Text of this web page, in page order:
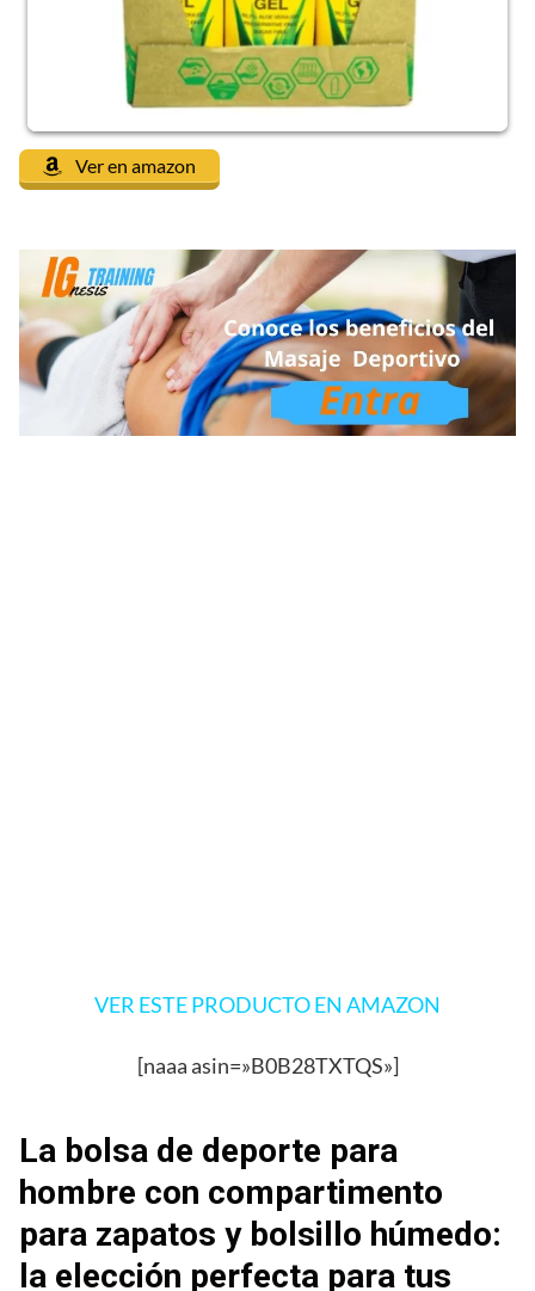
Ver en amazon
VER ESTE PRODUCTO EN AMAZON
[naaa asin=»B0B28TXTQS»]
La bolsa de deporte para
hombre con compartimento
para zapatos y bolsillo húmedo:
la elección perfecta para tus